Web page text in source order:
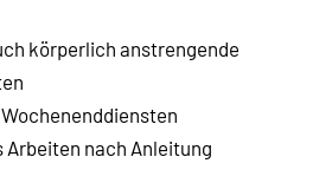
körperlich anstrengende
nach Anleitung